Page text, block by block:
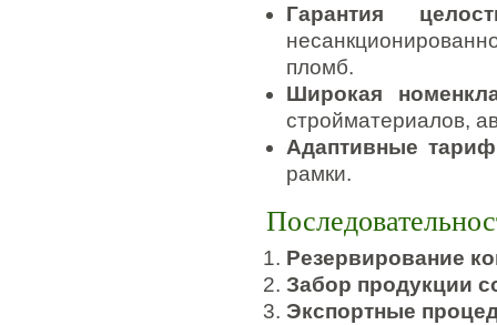
Гарантия
пломб.
Широкая
стройматериалов,
Адаптивные
рамки.
Резервирование
Забор продукции
Экспортные